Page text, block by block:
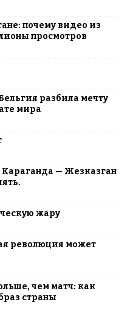
почему видео из
просмотров
разбила мечту
мира
Караганда — Жезказган
жару
революция может
чем матч: как
страны